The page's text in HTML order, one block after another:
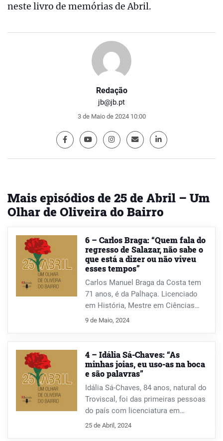
Redação
jb@jb.pt
3 de Maio de 2024 10:00
neste livro de memórias de Abril.
Mais episódios de 25 de Abril – Um
Olhar de Oliveira do Bairro
6 – Carlos Braga: “Quem fala do
regresso de Salazar, não sabe o
que está a dizer ou não viveu
esses tempos”
Carlos Manuel Braga da Costa tem
71 anos, é da Palhaça. Licenciado
em História, Mestre em Ciências
Sociais, natural da República do
Letras que transforma em palavras,
neste falar de Abril.
9 de Maio, 2024
4 – Idália Sá-Chaves: “As
minhas joias, eu uso-as na boca
e são palavras”
Idália Sá-Chaves, 84 anos, natural do
Troviscal, foi das primeiras pessoas
do país com licenciatura em
Educação Física. Esteve no impulso
25 de Abril, 2024